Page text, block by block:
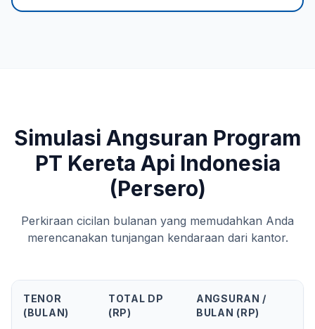
Simulasi Angsuran Program
PT Kereta Api Indonesia
(Persero)
Perkiraan cicilan bulanan yang memudahkan Anda
merencanakan tunjangan kendaraan dari kantor.
TENOR
(BULAN)
TOTAL DP
(RP)
ANGSURAN /
BULAN (RP)